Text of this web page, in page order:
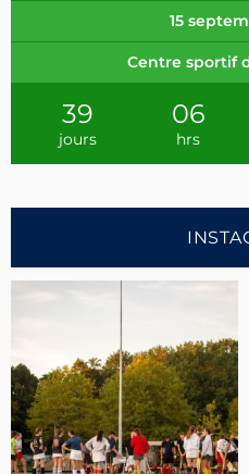
15
Centre sportif
39
jours
06
hrs